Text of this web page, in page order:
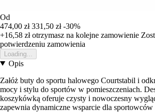
Od
474,00 zł 331,50 zł -30%
+16,58 złotrzymasz na kolejne zamowienie
potwierdzeniu zamowienia
Loading...
Opis
Załóż buty do sportu halowego Courtstabil i
mocy i stylu do sportów w pomieszczeniach.
koszykówką oferuje czysty i nowoczesny
zapewnia dynamiczne wsparcie dla sportowców